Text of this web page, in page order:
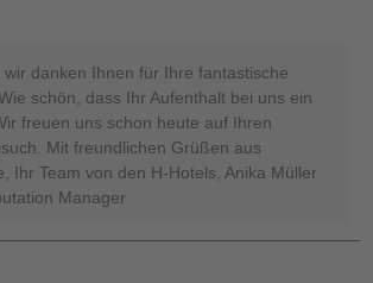
wir danken Ihnen für Ihre fantastische
schön, dass Ihr Aufenthalt bei uns ein
freuen uns schon heute auf Ihren
Mit freundlichen Grüßen aus
Ihr Team von den H-Hotels, Anika Müller
Manager